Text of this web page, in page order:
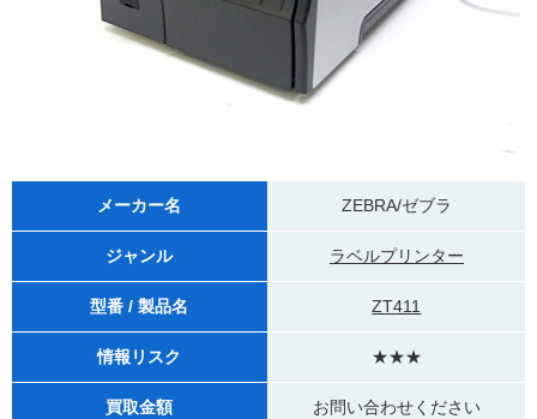
メーカー名 ZEBRA/ゼブラ
ジャンル ラベルプリンター
型番 / 製品名 ZT411
情報リスク ★★★
買取金額 お問い合わせください